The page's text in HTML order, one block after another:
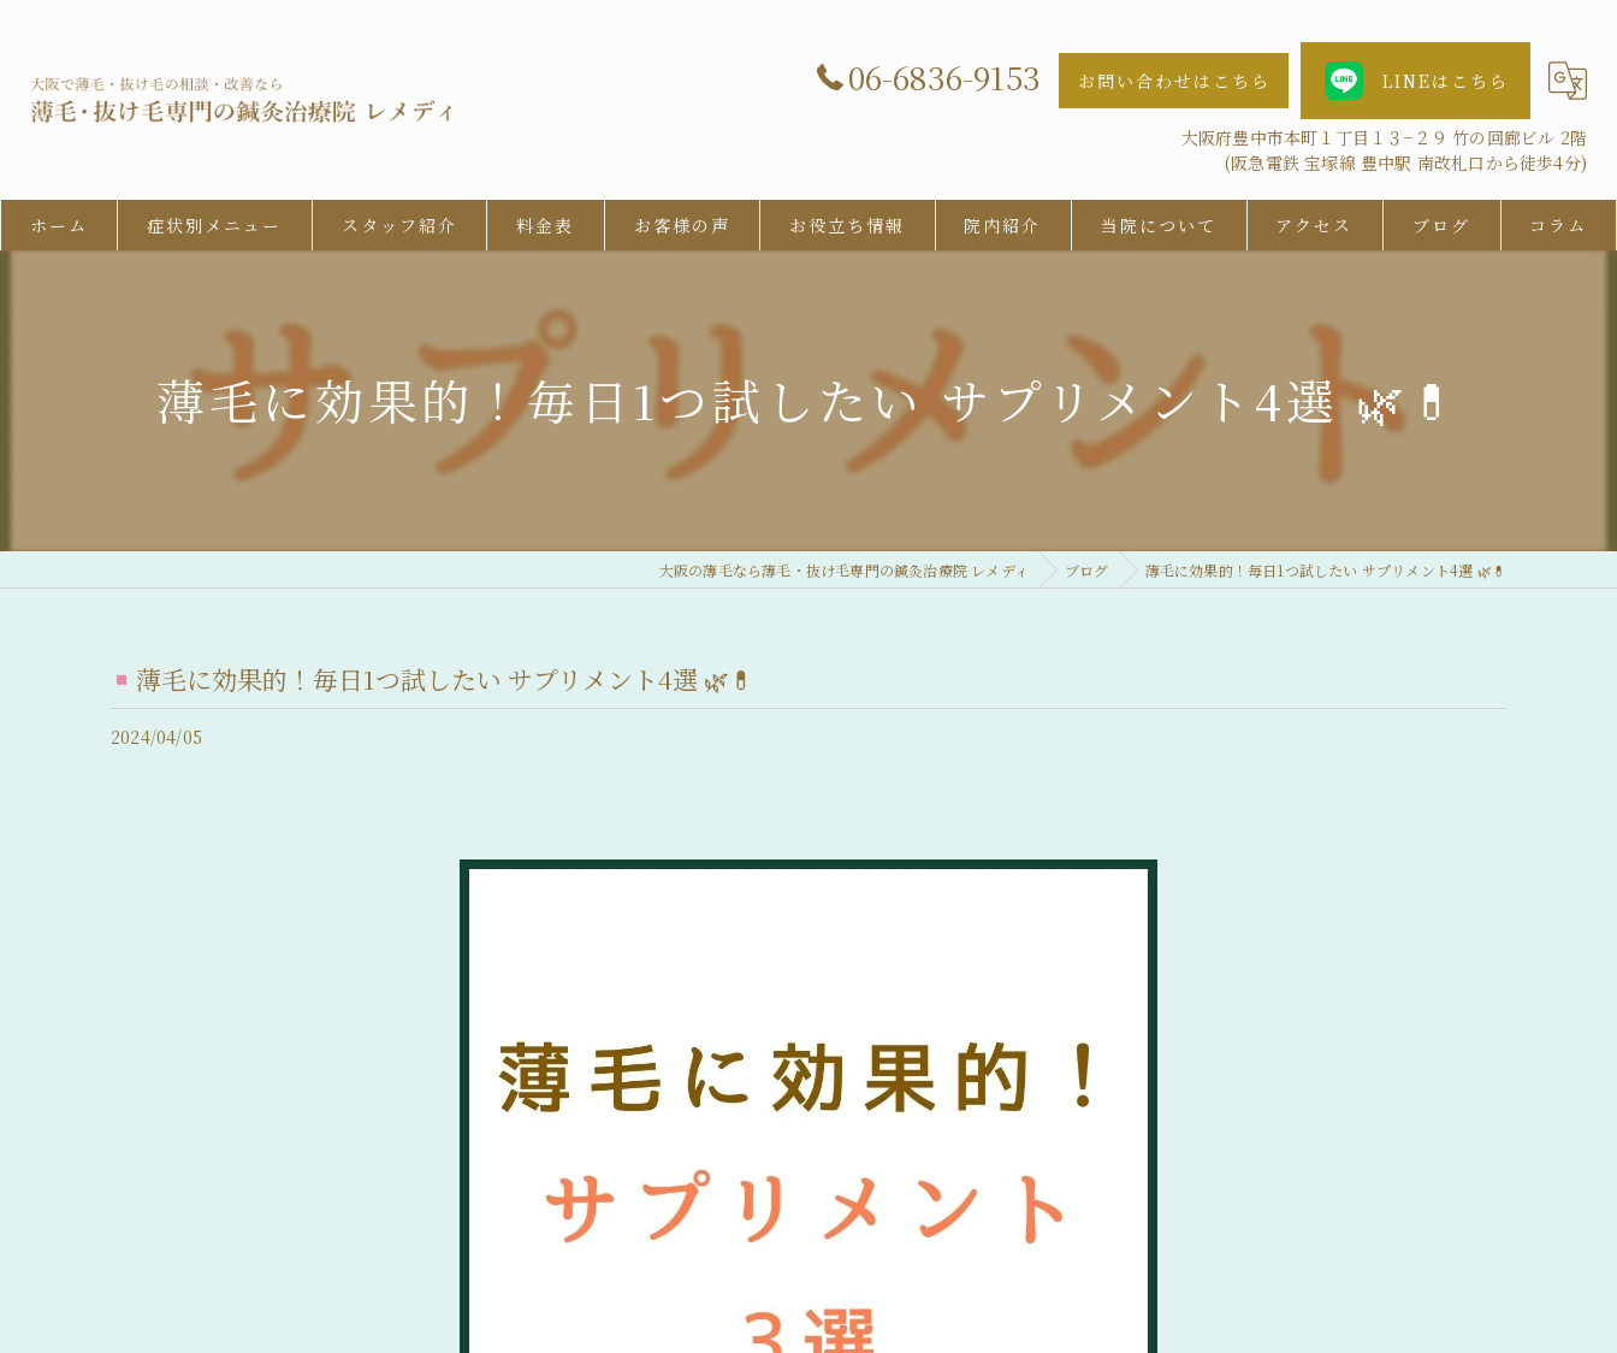
06-6836-9153 お問い合わせはこちら LINEはこちら
大阪府豊中市本町１丁目１３−２９ 竹の回廊ビル 2階
(阪急電鉄 宝塚線 豊中駅 南改札口から徒歩4分)
ホーム 症状別メニュー
女性の男性型脱毛 (FAGA)
産後脱毛症 (産後の抜け毛)
急性休止期脱毛症
慢性休止期脱毛症
スタッフ紹介 料金表 お客様の声 お役立ち情報 院内紹介 当院について
AGA
鍼灸
抜け毛
アクセス ブログ コラム
薄毛に効果的！毎日1つ試したい サプリメント4選 🌿💊
大阪の薄毛なら薄毛・抜け毛専門の鍼灸治療院 レメディ ブログ 薄毛に効果的！毎日1つ試したい サプリメント4選 🌿💊
薄毛に効果的！毎日1つ試したい サプリメント4選 🌿💊
2024/04/05